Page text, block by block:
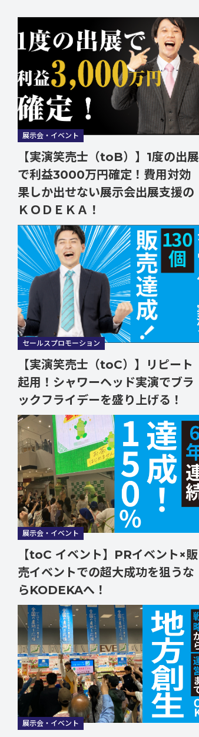
展示会・イベント
【実演笑売士（toB）】1度の出展
で利益3000万円確定！費用対効
果しか出せない展示会出展支援の
ＫＯＤＥＫＡ！
セールスプロモーション
【実演笑売士（toC）】リピート
起用！シャワーヘッド実演でブラ
ックフライデーを盛り上げる！
展示会・イベント
【toC イベント】PRイベント×販
売イベントでの超大成功を狙うな
らKODEKAへ！
展示会・イベント